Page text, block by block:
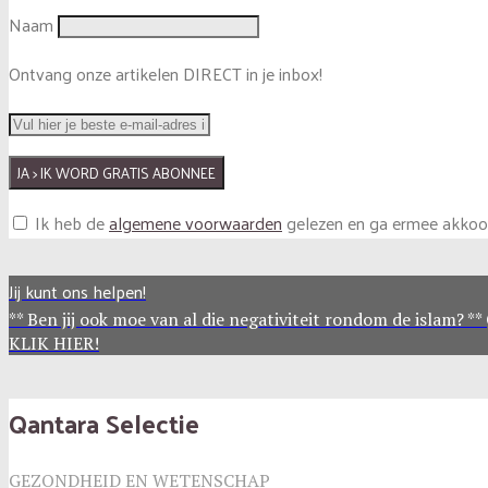
Naam
Ontvang onze artikelen DIRECT in je inbox!
Ik heb dealgemene voorwaardengelezen en ga ermee
Jij kunt ons helpen!
** Ben jij ook moe van al die negativiteit rondom de islam?
KLIK HIER!
Qantara Selectie
GEZONDHEID EN WETENSCHAP